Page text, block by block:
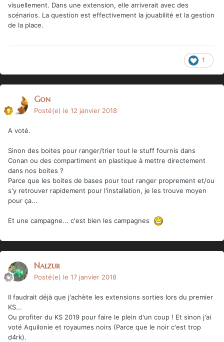
visuellement. Dans une extension, elle arriverait avec des
scénarios. La question est effectivement la jouabilité et la gestion
de la place.
1
Gon
Posté(e) le 12 janvier 2018
A voté.
Sinon des boites pour ranger/trier tout le stuff fournis dans
Conan ou des compartiment en plastique à mettre directement
dans nos boites ?
Parce que les boites de bases pour tout ranger proprement et/ou
s'y retrouver rapidement pour l'installation, je les trouve moyen
pour ça...
Et une campagne... c'est bien les campagnes
Nalzur
Posté(e) le 17 janvier 2018
Il faudrait déjà que j'achète les extensions sorties lors du premier
KS...
Ou profiter du KS 2019 pour faire le plein d'un coup ! Et sinon j'ai
voté Aquilonie et royaumes noirs (Parce que le noir c'est trop
d4rk).